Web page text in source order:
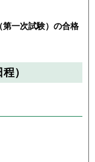
一次試験）の合格
）